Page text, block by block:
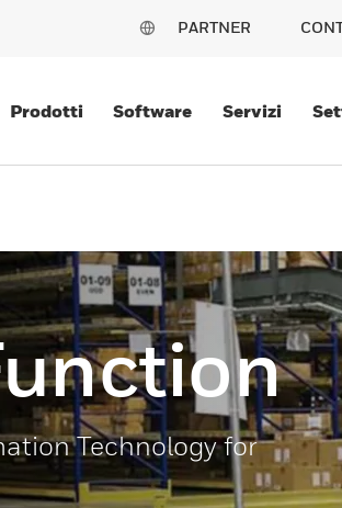
PARTNER
Prodotti Software Servizi
Technology for